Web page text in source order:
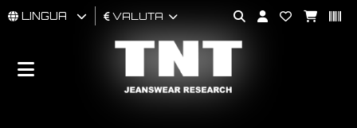
UOMO
LINGUA VALUTA